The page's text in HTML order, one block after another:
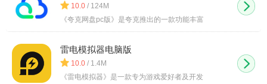
10.0 / 124M
《夸克网盘pc版》是夸克推出的一款功能丰富
雷电模拟器电脑版
10.0 / 1.4M
《雷电模拟器》是一款专为游戏爱好者及开发